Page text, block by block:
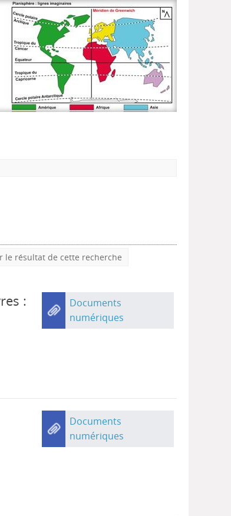
le résultat de cette recherche
:
Documents
numériques
Documents
numériques